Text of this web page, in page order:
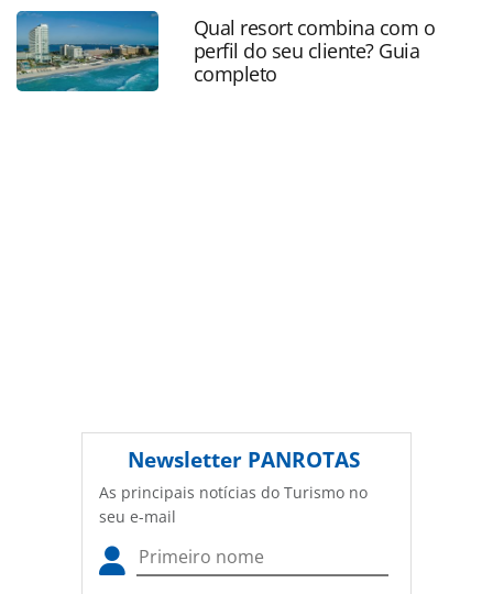
em-doha-fotos_196335.html ou as ferramentas oferecidas
na página. Todo o conteúdo produzido pela PANROTAS
Editora é protegido pela legislação brasileira sobre direito
autoral. Não reproduza o conteúdo sem autorização da
Qual resort combina com o
perfil do seu cliente? Guia
completo
Newsletter PANROTAS
As principais notícias do Turismo no
seu e-mail